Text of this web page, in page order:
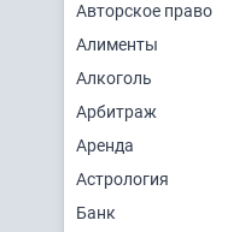
Авторское право
Алименты
Алкоголь
Арбитраж
Аренда
Астрология
Банк